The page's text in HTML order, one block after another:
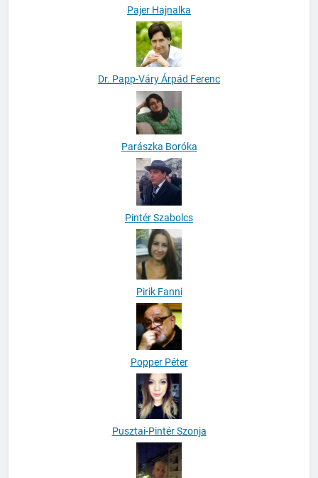
Pajer Hajnalka
Dr. Papp-Váry Árpád Ferenc
Parászka Boróka
Pintér Szabolcs
Pirik Fanni
Popper Péter
Pusztai-Pintér Szonja